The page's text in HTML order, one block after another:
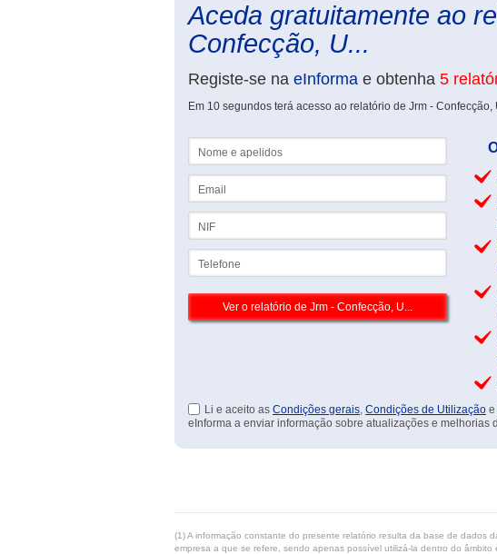
Aceda gratuitamente ao
Confecção, U...
Registe-se na eInforma e obtenha 5
Em 10 segundos terá acesso ao relatório de Jrm -
Li e aceito as Condições gerais, Condições de Utilização e
eInforma a enviar informação sobre atualizações e melhorias
(1) A informação constante do presente relatório resulta da base de dados
empresa a que se refere, sendo apenas possível utilizá-la dentro do